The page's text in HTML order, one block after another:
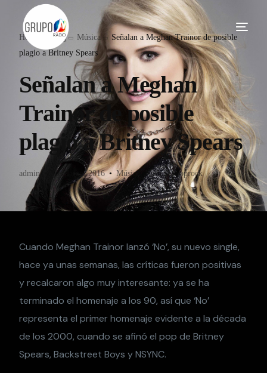
Home Blog Música
Señalan a Meghan Trainor de posible
plagio a Britney Spears
Señalan a Meghan
Trainor de posible
plagio a Britney Spears
admin 30 Marzo, 2016 Música Noticias-poprock
Cuando Meghan Trainor lanzó ‘No’, su nuevo single,
hace ya unas semanas, las críticas fueron positivas
y recalcaron algo muy interesante: ya se ha
terminado el homenaje a los 90, así que ‘No’
representa el primer homenaje evidente a la década
de los 2000, cuando se afinó el pop de Britney
Spears, Backstreet Boys y NSYNC.